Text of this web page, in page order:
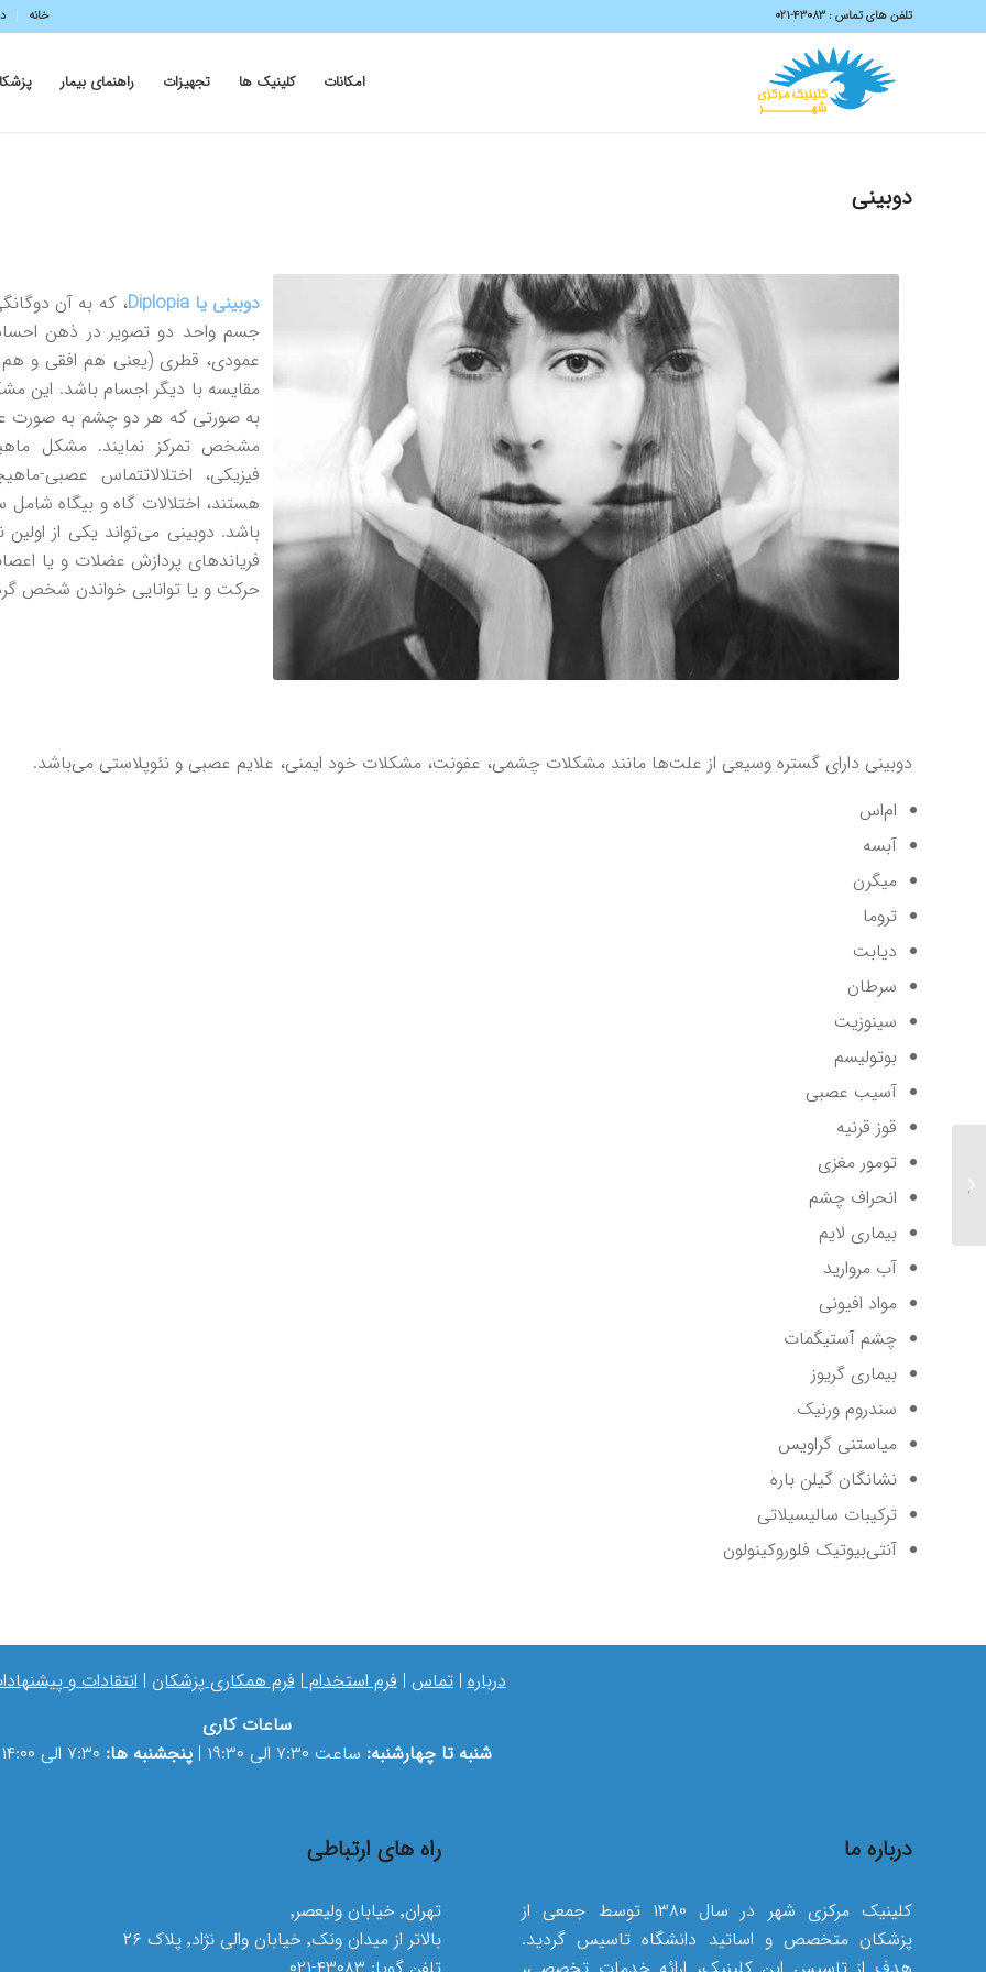
خانه تلفن های تماس : 43083-۰۲۱
امکانات کلینیک ها تجهیزات راهنمای بیمار
دوبینی
دوبینی یاDiplopia، که به آن
جسم واحد دو تصویر در ذهن
عمودی، قطری (یعنی هم افقی و
مقایسه با دیگر اجسام باشد. این
به صورتی که هر دو چشم به صورت
مشخص تمرکز نمایند. مشکل
فیزیکی، اختلالاتتماس عصبی-
هستند، اختلالات گاه و بیگاه
باشد. دوبینی می‌تواند یکی از
فریاندهای پردازش عضلات و یا
حرکت و یا توانایی خواندن شخص
دوبینی دارای گستره وسیعی از علت‌ها مانند مشکلات چشمی، عفونت، مشکلات خود ایمنی، علایم عصبی و نئوپلاستی می‌باشد.
ام‌اس
آبسه
میگرن
تروما
دیابت
سرطان
سینوزیت
بوتولیسم
آسیب عصبی
قوز قرنیه
تومور مغزی
انحراف چشم
بیماری لایم
آب مروارید
مواد افیونی
چشم آستیگمات
بیماری گریوز
سندروم ورنیک
میاستنی گراویس
نشانگان گیلن باره
ترکیبات سالیسیلاتی
آنتی‌بیوتیک فلوروکینولون
درباره|تماس |فرم استخدام|فرم همکاری پزشکان |انتقادات و
ساعات کاری
شنبه تا چهارشنبه: ساعت ۷:۳۰ الی ۱۹:۳۰ | پنجشنبه ها:
درباره ما
کلینیک مرکزی شهر در سال ۱۳۸۰ توسط جمعی از
پزشکان متخصص و اساتید دانشگاه تاسیس گردید.
راه های ارتباطی
تهران٬ خیابان ولیعصر٬
بالاتر از میدان ونک٬ خیابان والی نژاد٬ پلاک ۲۶